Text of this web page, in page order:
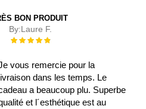
BON PRODUIT
By:Laure F.
Évaluation :
vous remercie pour la
dans les temps. Le
a beaucoup plu. Superbe
et l´esthétique est au